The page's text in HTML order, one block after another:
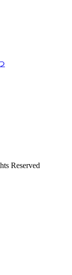
Reserved